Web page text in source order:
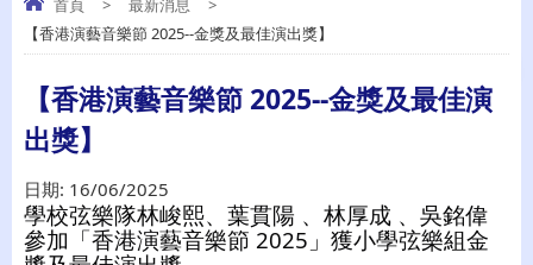
【香港演藝音樂節 2025--金獎及最佳演出
獎】
首頁 > 最新消息
>
【香港演藝音樂節 2025--金獎及最佳演出獎】
【香港演藝音樂節 2025--金獎及最佳演
出獎】
日期: 16/06/2025
學校弦樂隊林峻熙、葉貫陽 、林厚成 、吳銘偉
參加「香港演藝音樂節 2025」獲小學弦樂組金